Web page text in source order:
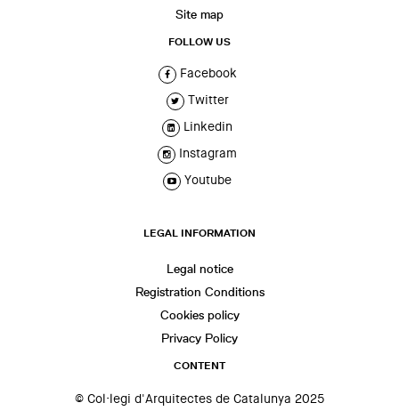
Site map
FOLLOW US
Facebook
Twitter
Linkedin
Instagram
Youtube
LEGAL INFORMATION
Legal notice
Registration Conditions
Cookies policy
Privacy Policy
CONTENT
© Col·legi d'Arquitectes de Catalunya 2025